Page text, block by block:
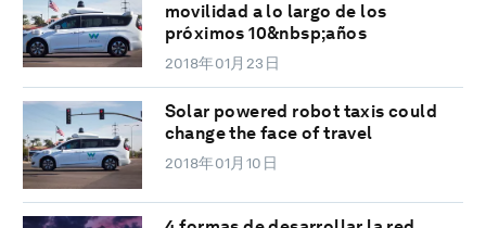
movilidad a lo largo de los
próximos 10&nbsp;años
2018年01月23日
Solar powered robot taxis could
change the face of travel
2018年01月10日